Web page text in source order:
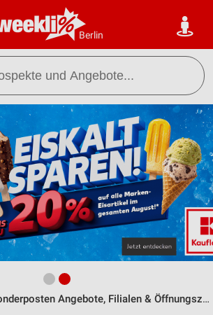
Berlin
Angebote, Filialen & Öffnungszeiten